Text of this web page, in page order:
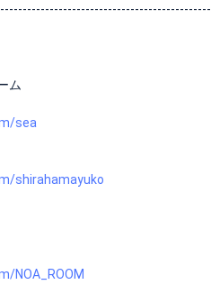
ム
sea
shirahamayuko
NOA_ROOM